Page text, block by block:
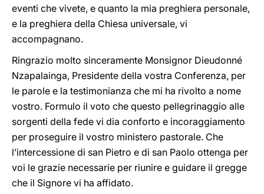
eventi che vivete, e quanto la mia preghiera personale,
e la preghiera della Chiesa universale, vi
accompagnano.
Ringrazio molto sinceramente Monsignor Dieudonné
Nzapalainga, Presidente della vostra Conferenza, per
le parole e la testimonianza che mi ha rivolto a nome
vostro. Formulo il voto che questo pellegrinaggio alle
sorgenti della fede vi dia conforto e incoraggiamento
per proseguire il vostro ministero pastorale. Che
l’intercessione di san Pietro e di san Paolo ottenga per
voi le grazie necessarie per riunire e guidare il gregge
che il Signore vi ha affidato.